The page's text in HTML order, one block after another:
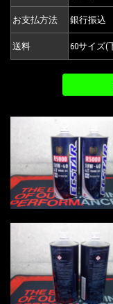
お支払方法 銀行振込
送料 60サイズ(